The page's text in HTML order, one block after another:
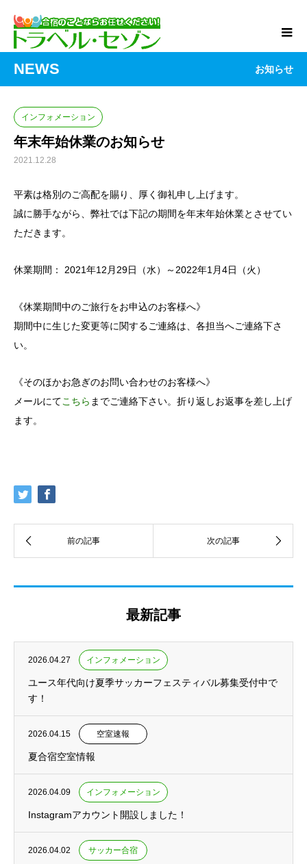
NEWS お知らせ
インフォメーション
年末年始休業のお知らせ
2021.12.28
平素は格別のご高配を賜り、厚く御礼申し上げます。
誠に勝手ながら、弊社では下記の期間を年末年始休業とさせてい
ただきます。
休業期間： 2021年12月29日（水）～2022年1月4日（火）
《休業期間中のご旅行をお申込のお客様へ》
期間中に生じた変更等に関するご連絡は、各担当へご連絡下さ
い。
《そのほかお急ぎのお問い合わせのお客様へ》
メールにてこちら までご連絡下さい。折り返しお返事を差し上げ
ます。
最新記事
2026.04.27 インフォメーション
ユース年代向け夏季サッカーフェスティバル募集受付中で
す！
2026.04.15 空室速報
夏合宿空室情報
2026.04.09 インフォメーション
Instagramアカウント開設しました！
2026.04.02 サッカー合宿